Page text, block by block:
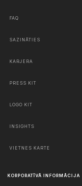
FAQ
SAZINĀTIES
KARJERA
PRESS KIT
LOGO KIT
INSIGHTS
VIETNES KARTE
KORPORATĪVĀ INFORMĀCIJA